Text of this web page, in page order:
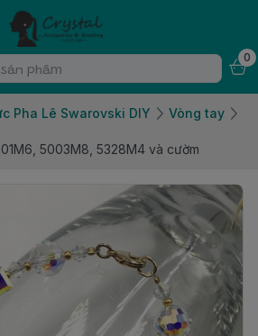
0
Pha Lê Swarovski DIY
Vòng tay
5003M8, 5328M4 và cườm